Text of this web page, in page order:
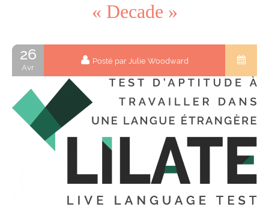
« Decade »
26
Avr
Posté par Julie Woodward